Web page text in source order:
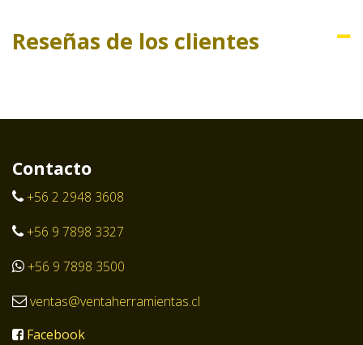
Reseñas de los clientes
Contacto
+56 2 2948 3608
+56 9 7898 3327
+56 9 7898 3500
ventas@ventaherramientas.cl
Facebook